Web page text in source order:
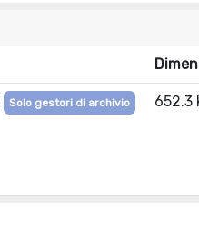
Solo gestori di archivio 652.3